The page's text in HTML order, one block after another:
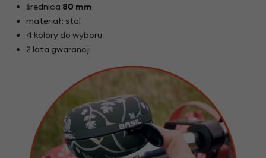
średnica 80 mm
materiał: stal
4 kolory do wyboru
2 lata gwarancji